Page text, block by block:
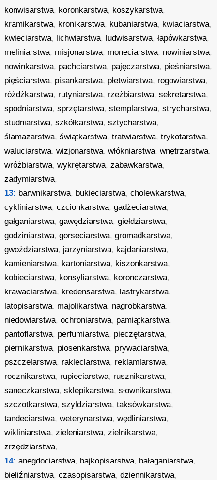
konwisarstwa, koronkarstwa, koszykarstwa,
kramikarstwa, kronikarstwa, kubaniarstwa, kwiaciarstwa,
kwieciarstwa, lichwiarstwa, ludwisarstwa,łapówkarstwa,
meliniarstwa, misjonarstwa, moneciarstwa, nowiniarstwa,
nowinkarstwa, pachciarstwa, pajęczarstwa, pieśniarstwa,
pięściarstwa, pisankarstwa, płetwiarstwa, rogowiarstwa,
różdżkarstwa, rutyniarstwa, rzeźbiarstwa,sekretarstwa,
spodniarstwa,sprzętarstwa,stemplarstwa,strycharstwa,
studniarstwa,szkółkarstwa,sztycharstwa,
ślamazarstwa,świątkarstwa,tratwiarstwa,trykotarstwa,
waluciarstwa,wizjonarstwa,włókniarstwa,wnętrzarstwa,
wróżbiarstwa,wykrętarstwa,zabawkarstwa,
zadymiarstwa,
13: barwnikarstwa, bukieciarstwa,cholewkarstwa,
cykliniarstwa,czcionkarstwa,gadżeciarstwa,
gałganiarstwa,gawędziarstwa,giełdziarstwa,
godziniarstwa,gorseciarstwa,gromadkarstwa,
gwoździarstwa, jarzyniarstwa, kajdaniarstwa,
kamieniarstwa, kartoniarstwa, kiszonkarstwa,
kobieciarstwa, konsyliarstwa, koronczarstwa,
krawaciarstwa, kredensarstwa, lastrykarstwa,
latopisarstwa, majolikarstwa, nagrobkarstwa,
niedowiarstwa,ochroniarstwa, pamiątkarstwa,
pantoflarstwa, perfumiarstwa, pieczętarstwa,
piernikarstwa, piosenkarstwa, prywaciarstwa,
pszczelarstwa, rakieciarstwa, reklamiarstwa,
rocznikarstwa, rupieciarstwa, rusznikarstwa,
saneczkarstwa,sklepikarstwa,słownikarstwa,
szczotkarstwa,szyldziarstwa,taksówkarstwa,
tandeciarstwa,weterynarstwa,wędliniarstwa,
wikliniarstwa,zieleniarstwa,zielnikarstwa,
zrzędziarstwa,
14: anegdociarstwa, bajkopisarstwa, bałaganiarstwa,
bieliźniarstwa,czasopisarstwa,dziennikarstwa,